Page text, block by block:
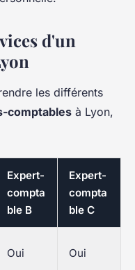
d'un
les différents
comptables à Lyon,
Expert-
compta
ble B
Expert-
compta
ble C
Oui Oui